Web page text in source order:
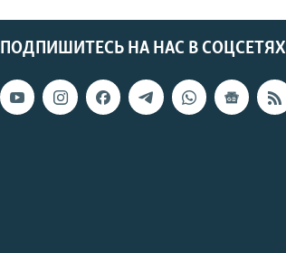
ПОДПИШИТЕСЬ НА НАС В СОЦСЕТЯХ